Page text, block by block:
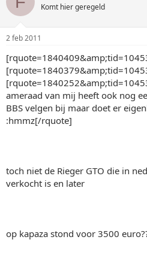
Komt hier geregeld
2 feb 2011
ameraad van mij heeft ook nog
BBS velgen bij maar doet er
:hmmz[/rquote]
toch niet de Rieger GTO die in
verkocht is en later
op kapaza stond voor 3500